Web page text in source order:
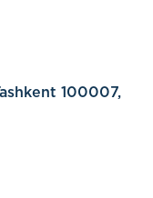
100007,